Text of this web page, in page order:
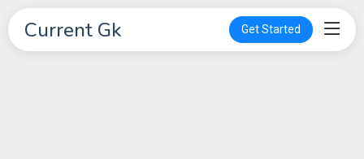
Current Gk Get Started